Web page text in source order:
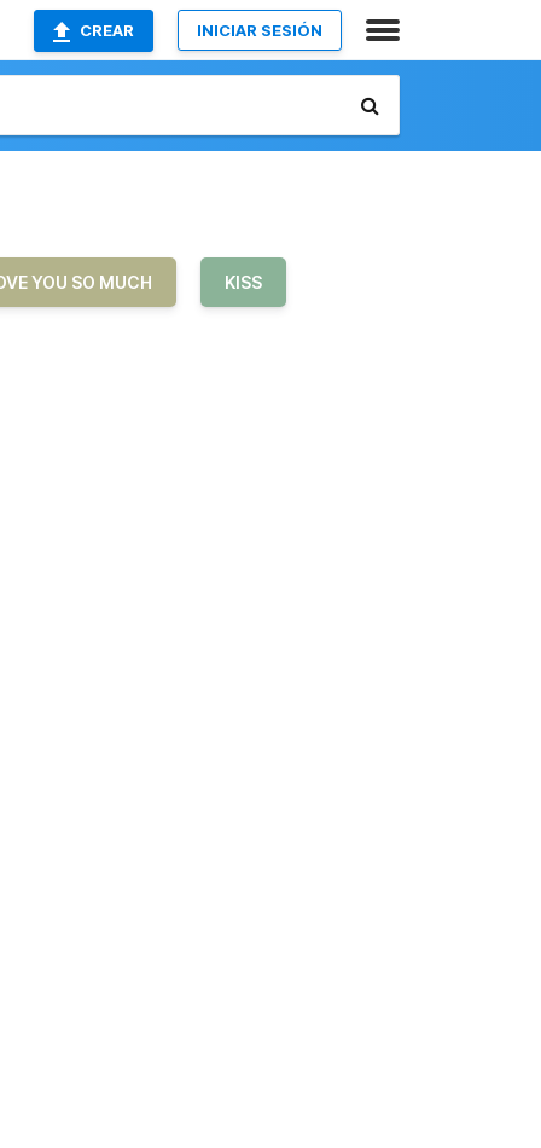
CREAR INICIAR SESIÓN
YOU SO MUCH KISS